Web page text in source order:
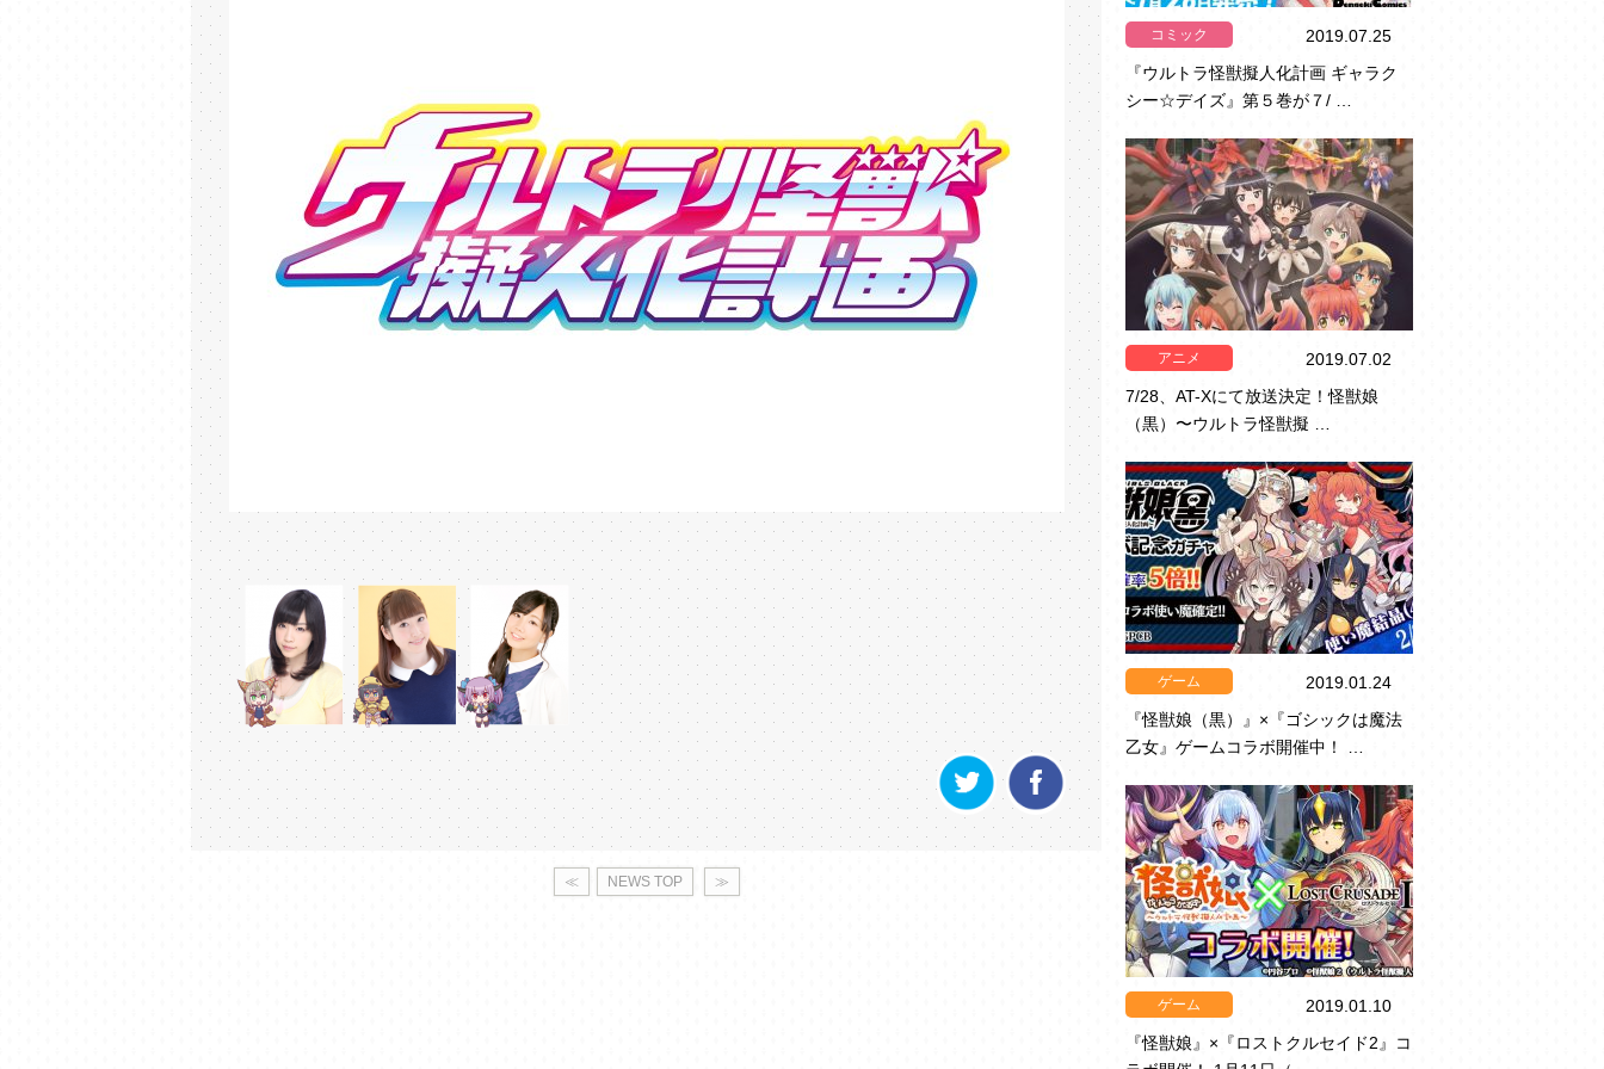
≪ NEWS TOP ≫
コミック
2019.07.25
『ウルトラ怪獣擬人化計画 ギャラク
シー☆デイズ』第５巻が７/ …
アニメ
2019.07.02
7/28、AT-Xにて放送決定！怪獣娘
（黒）〜ウルトラ怪獣擬 …
ゲーム
2019.01.24
『怪獣娘（黒）』×『ゴシックは魔法
乙女』ゲームコラボ開催中！ …
ゲーム
2019.01.10
『怪獣娘』×『ロストクルセイド2』コ